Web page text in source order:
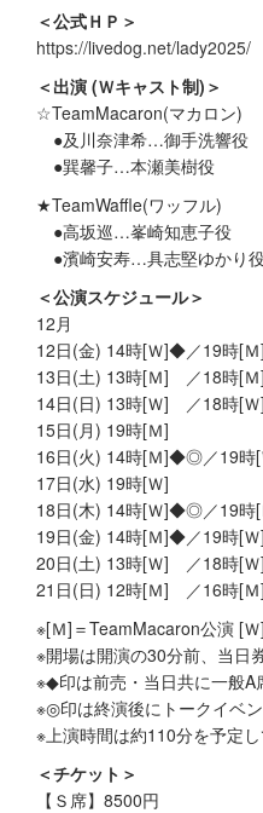
＜公式ＨＰ＞
https://livedog.net/lady2025/
＜出演 (Ｗキャスト制)＞
☆TeamMacaron(マカロン)
●及川奈津希…御手洗響役
●巽馨子…本瀬美樹役
★TeamWaffle(ワッフル)
●高坂巡…峯崎知恵子役
●濱崎安寿…具志堅ゆかり
＜公演スケジュール＞
12月
12日(金) 14時[Ｗ]◆／19時[Ｍ]
13日(土) 13時[Ｍ] ／18時[Ｍ]
14日(日) 13時[Ｗ] ／18時[Ｗ]
15日(月) 19時[Ｍ]
16日(火) 14時[Ｍ]◆◎／19時
17日(水) 19時[Ｗ]
18日(木) 14時[Ｗ]◆◎／19時
19日(金) 14時[Ｍ]◆／19時[Ｗ]
20日(土) 13時[Ｗ] ／18時[Ｗ]
21日(日) 12時[Ｍ] ／16時[Ｍ]
※[Ｍ]＝TeamMacaron公演 [
※開場は開演の30分前、当日
※◆印は前売・当日共に一般A
※◎印は終演後にトークイベン
※上演時間は約110分を予定し
＜チケット＞
【Ｓ席】8500円